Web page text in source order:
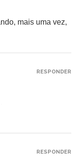
mais uma vez,
RESPONDER
RESPONDER